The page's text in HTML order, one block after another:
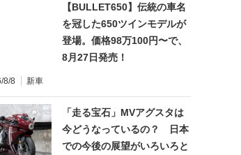
【BULLET650】伝統の車名
を冠した650ツインモデルが
登場。価格98万100円〜で、
8月27日発売！
8/8 新車
「走る宝石」MVアグスタは
今どうなっているの？ 日本
での今後の展望がいろいろと